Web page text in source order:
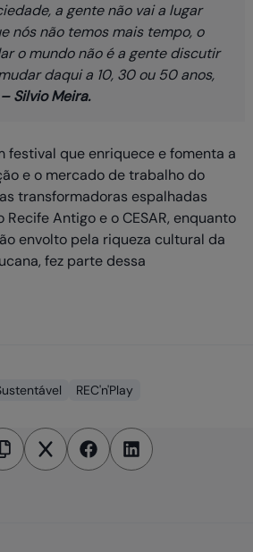
a gente não vai a lugar
nós não temos mais tempo, o
o mundo não é a gente discutir
daqui a 10, 30 ou 50 anos,
– Silvio Meira.
festival que enriquece e fomenta a
e o mercado de trabalho do
transformadoras espalhadas
Antigo e o CESAR, enquanto
envolto pela riqueza cultural da
fez parte dessa
REC'n'Play